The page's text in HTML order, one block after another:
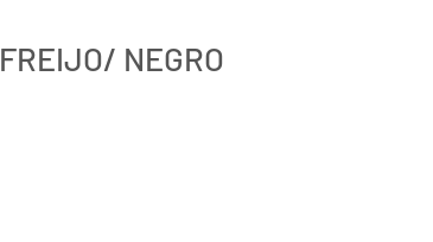
NEGRO